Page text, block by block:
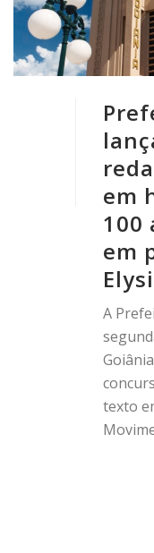
em
100
em
A
texto